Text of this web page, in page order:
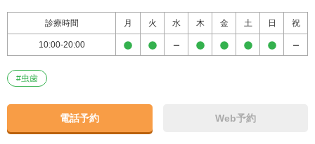
診療時間 月 火 水 木 金 土 日 祝
10:00-20:00
#虫歯
電話予約 Web予約